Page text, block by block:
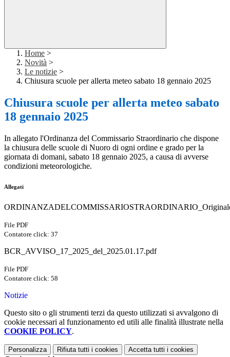
Home >
Novità >
Le notizie >
Chiusura scuole per allerta meteo sabato 18 gennaio 2025
Chiusura scuole per allerta meteo sabato
18 gennaio 2025
In allegato l'Ordinanza del Commissario Straordinario che dispone
la chiusura delle scuole di Nuoro di ogni ordine e grado per la
giornata di domani, sabato 18 gennaio 2025, a causa di avverse
condizioni meteorologiche.
Allegati
File PDF
Contatore click: 37
BCR_AVVISO_17_2025_del_2025.01.17.pdf
File PDF
Contatore click: 58
Notizie
Questo sito o gli strumenti terzi da questo utilizzati si avvalgono di
cookie necessari al funzionamento ed utili alle finalità illustrate nella
COOKIE POLICY.
Personalizza Rifiuta tutti i cookies Accetta tutti i cookies